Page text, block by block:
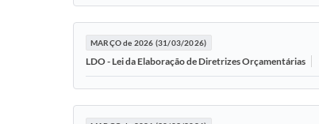
MARÇO de 2026 (31/03/2026)
LDO - Lei da Elaboração de Diretrizes Orçamentárias